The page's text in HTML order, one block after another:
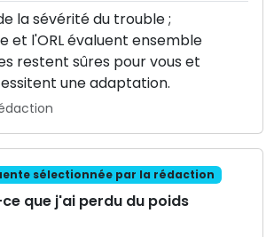
la sévérité du trouble ;
et l'ORL évaluent ensemble
restent sûres pour vous et
une adaptation.
sélectionnée par la rédaction
que j'ai perdu du poids